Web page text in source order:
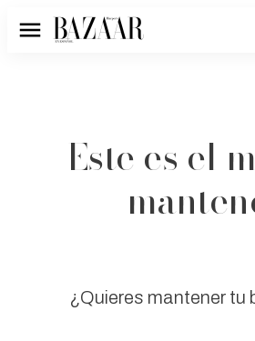
Menú
Este es el
¿Quieres mantener tu